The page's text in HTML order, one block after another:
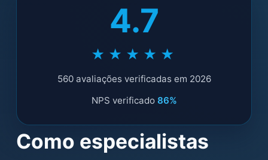
4.7
★★★★★
560 avaliações verificadas em 2026
NPS verificado 86%
Como especialistas